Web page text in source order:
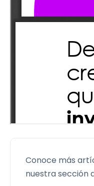
Conoce más
nuestra sección